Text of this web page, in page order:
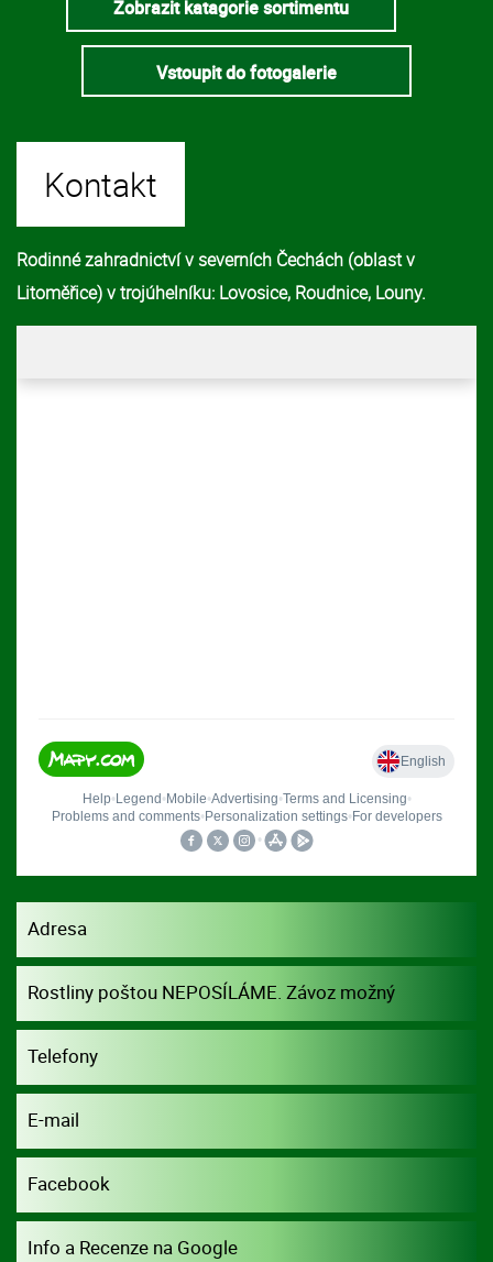
Zobrazit katagorie sortimentu
Vstoupit do fotogalerie
Kontakt
Rodinné zahradnictví v severních Čechách (oblast v
Litoměřice) v trojúhelníku: Lovosice, Roudnice, Louny.
Adresa
Rostliny poštou NEPOSÍLÁME. Závoz možný
dohodou.
Telefony
E-mail
Facebook
Info a Recenze na Google